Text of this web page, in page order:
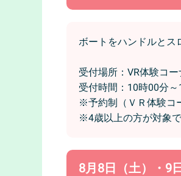
ボートをハンドルとス
受付場所：VR体験コ
受付時間：10時00分
※予約制（ＶＲ体験コ
※4歳以上の方が対象
8月8日（土）・9